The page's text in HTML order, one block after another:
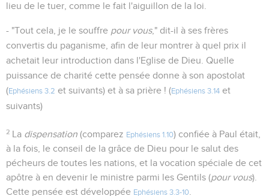
lieu de le tuer, comme le fait l'aiguillon de la loi.
- "Tout cela, je le souffre pour vous," dit-il à ses frères
convertis du paganisme, afin de leur montrer à quel prix il
achetait leur introduction dans l'Eglise de Dieu. Quelle
puissance de charité cette pensée donne à son apostolat
(Ephésiens 3.2 et suivants) et à sa prière ! (Ephésiens 3.14 et
suivants)
2 La dispensation (comparez Ephésiens 1.10) confiée à Paul était,
à la fois, le conseil de la grâce de Dieu pour le salut des
pécheurs de toutes les nations, et la vocation spéciale de cet
apôtre à en devenir le ministre parmi les Gentils (pour vous).
Cette pensée est développée Ephésiens 3.3-10